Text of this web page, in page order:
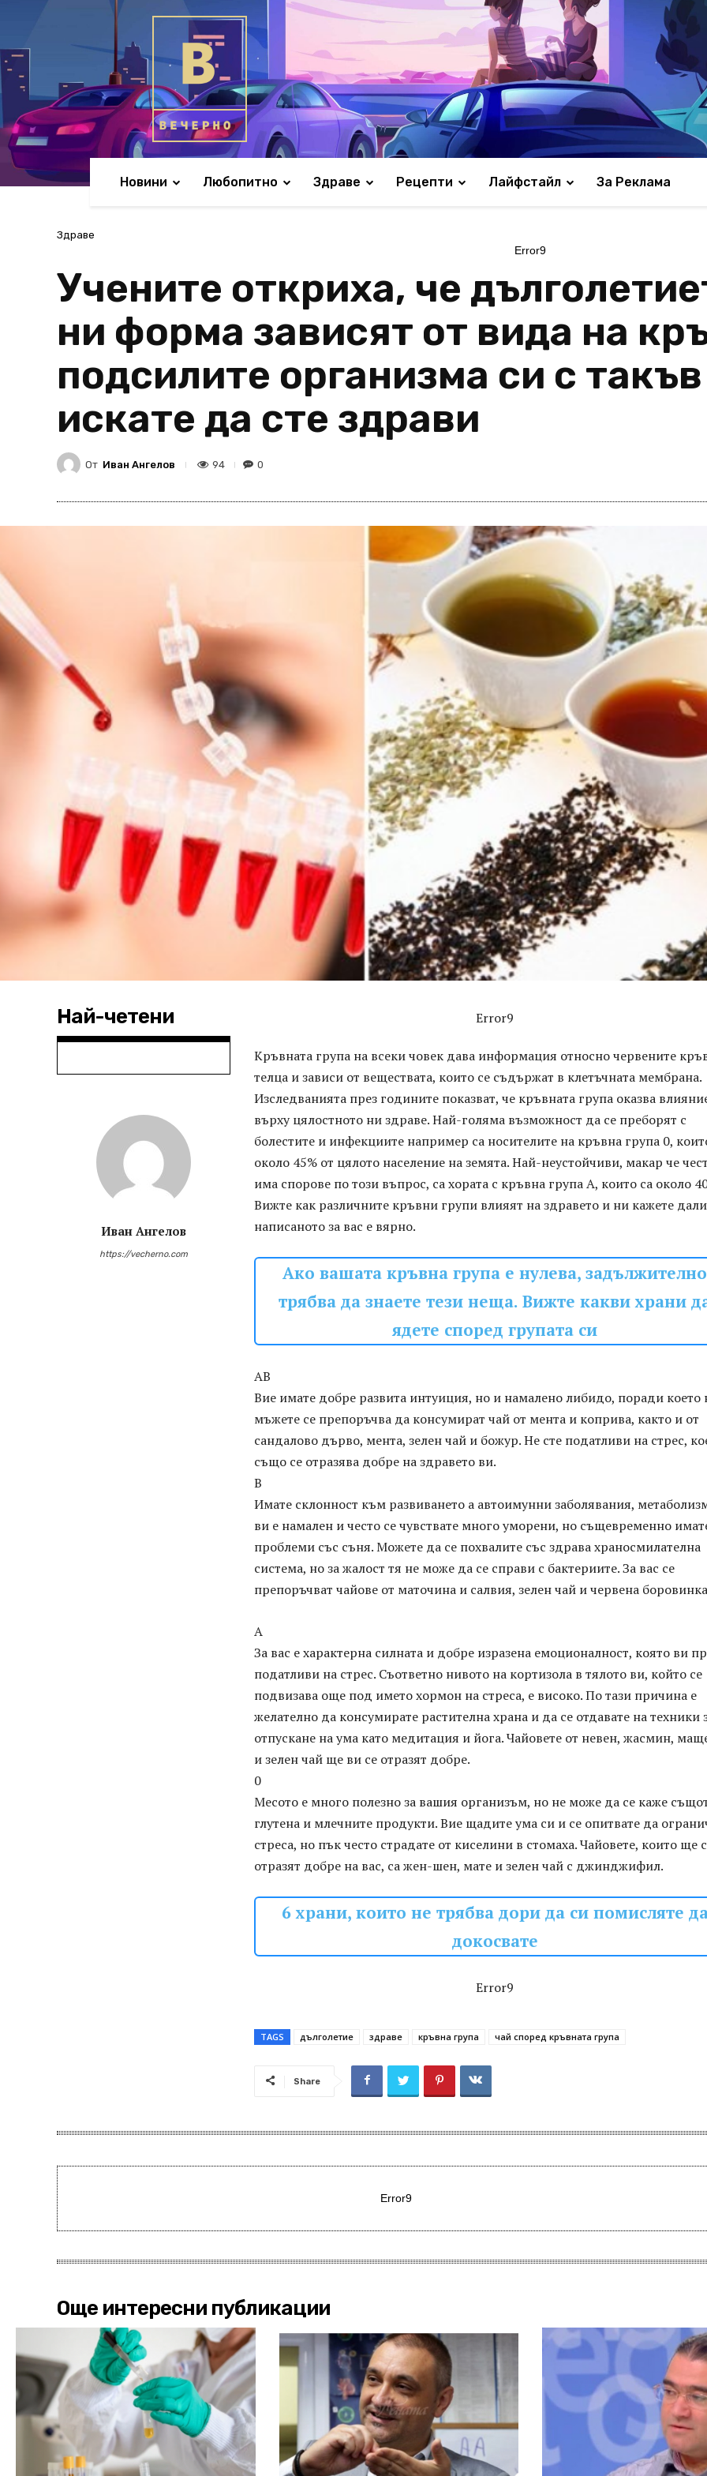
Новини Любопитно Здраве Рецепти Лайфстайл За Реклама
Здраве
Error9
Учените откриха, че
ни форма зависят от вида на
подсилите организма си с
искате да сте здрави
От Иван Ангелов 94 0
Най-четени
Иван Ангелов
https://vecherno.com
Error9
Кръвната група на всеки човек дава информация относно червените
телца и зависи от веществата, които се съдържат в клетъчната мембрана.
Изследванията през годините показват, че кръвната група оказва
върху цялостното ни здраве. Най-голяма възможност да се преборят с
болестите и инфекциите например са носителите на кръвна група 0,
около 45% от цялото население на земята. Най-неустойчиви, макар че
има спорове по този въпрос, са хората с кръвна група А, които са около
Вижте как различните кръвни групи влияят на здравето и ни кажете дали
написаното за вас е вярно.
Ако вашата кръвна група е нулева, задължително
трябва да знаете тези неща. Вижте какви храни
ядете според групата си
АВ
Вие имате добре развита интуиция, но и намалено либидо, поради което
мъжете се препоръчва да консумират чай от мента и коприва, както и от
сандалово дърво, мента, зелен чай и божур. Не сте податливи на стрес,
също се отразява добре на здравето ви.
В
Имате склонност към развиването а автоимунни заболявания,
ви е намален и често се чувствате много уморени, но същевременно
проблеми със съня. Можете да се похвалите със здрава храносмилателна
система, но за жалост тя не може да се справи с бактериите. За вас се
препоръчват чайове от маточина и салвия, зелен чай и червена
А
За вас е характерна силната и добре изразена емоционалност, която ви
податливи на стрес. Съответно нивото на кортизола в тялото ви, който се
подвизава още под името хормон на стреса, е високо. По тази причина е
желателно да консумирате растителна храна и да се отдавате на техники
отпускане на ума като медитация и йога. Чайовете от невен, жасмин,
и зелен чай ще ви се отразят добре.
0
Месото е много полезно за вашия организъм, но не може да се каже
глутена и млечните продукти. Вие щадите ума си и се опитвате да
стреса, но пък често страдате от киселини в стомаха. Чайовете, които ще
отразят добре на вас, са жен-шен, мате и зелен чай с джинджифил.
6 храни, които не трябва дори да си помисляте
докосвате
Error9
TAGS дълголетие здраве кръвна група чай според кръвната група
Share
Error9
Още интересни публикации